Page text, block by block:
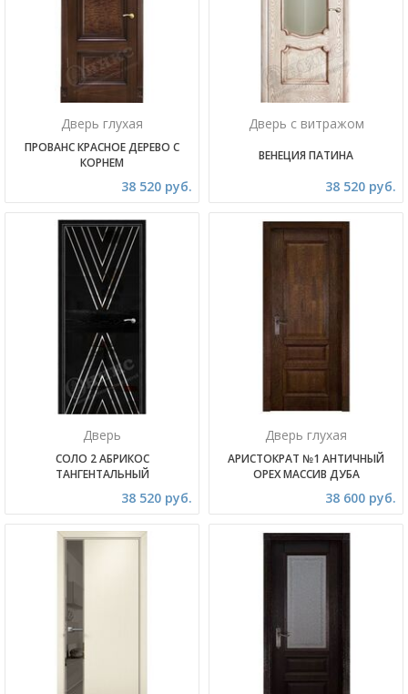
Дверь глухая
ПРОВАНС КРАСНОЕ ДЕРЕВО С
КОРНЕМ
38 520 руб.
Дверь с витражом
ВЕНЕЦИЯ ПАТИНА
38 520 руб.
Дверь
СОЛО 2 АБРИКОС
ТАНГЕНТАЛЬНЫЙ
38 520 руб.
Дверь глухая
АРИСТОКРАТ №1 АНТИЧНЫЙ
ОРЕХ МАССИВ ДУБА
38 600 руб.